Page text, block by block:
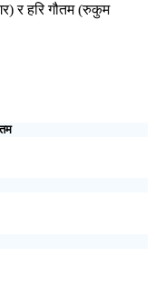
र हरि गौतम (रुकुम